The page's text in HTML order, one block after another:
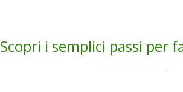
Scopri i semplici passi per